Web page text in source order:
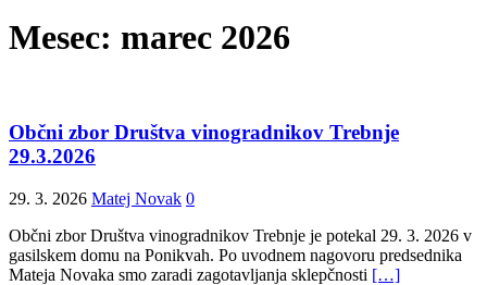
Mesec: marec 2026
Občni zbor Društva vinogradnikov Trebnje
29.3.2026
29. 3. 2026 Matej Novak 0
Občni zbor Društva vinogradnikov Trebnje je potekal 29. 3. 2026 v
gasilskem domu na Ponikvah. Po uvodnem nagovoru predsednika
Mateja Novaka smo zaradi zagotavljanja sklepčnosti […]